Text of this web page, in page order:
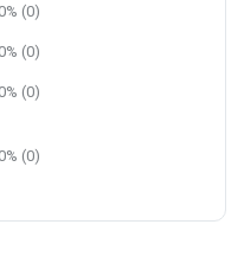
0% (0)
0% (0)
0% (0)
0% (0)